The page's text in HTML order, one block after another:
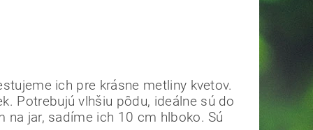
ich pre krásne metliny kvetov.
Potrebujú vlhšiu pôdu, ideálne sú do
na jar, sadíme ich 10 cm hlboko. Sú